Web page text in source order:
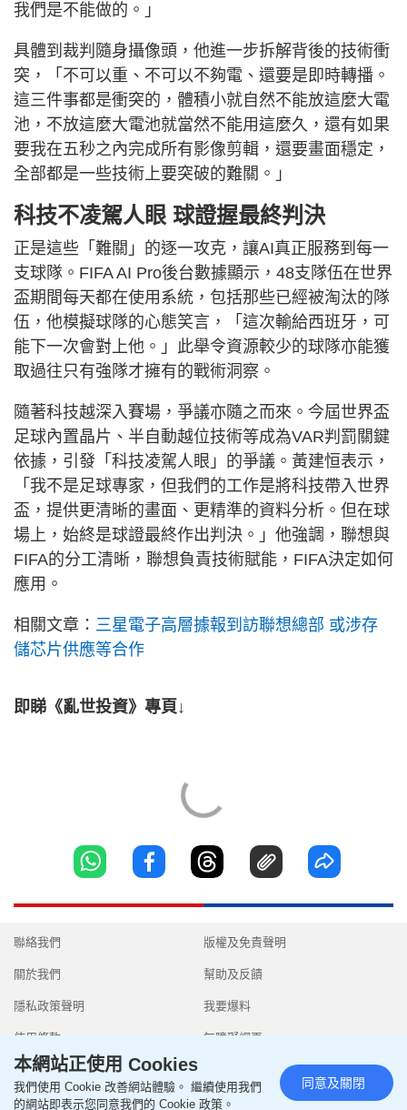
我們是不能做的。」
具體到裁判隨身攝像頭，他進一步拆解背後的技術衝
突，「不可以重、不可以不夠電、還要是即時轉播。
這三件事都是衝突的，體積小就自然不能放這麼大電
池，不放這麼大電池就當然不能用這麼久，還有如果
要我在五秒之內完成所有影像剪輯，還要畫面穩定，
全部都是一些技術上要突破的難關。」
科技不凌駕人眼 球證握最終判決
正是這些「難關」的逐一攻克，讓AI真正服務到每一
支球隊。FIFA AI Pro後台數據顯示，48支隊伍在世界
盃期間每天都在使用系統，包括那些已經被淘汰的隊
伍，他模擬球隊的心態笑言，「這次輸給西班牙，可
能下一次會對上他。」此舉令資源較少的球隊亦能獲
取過往只有強隊才擁有的戰術洞察。
隨著科技越深入賽場，爭議亦隨之而來。今屆世界盃
足球內置晶片、半自動越位技術等成為VAR判罰關鍵
依據，引發「科技凌駕人眼」的爭議。黃建恒表示，
「我不是足球專家，但我們的工作是將科技帶入世界
盃，提供更清晰的畫面、更精準的資料分析。但在球
場上，始終是球證最終作出判決。」他強調，聯想與
FIFA的分工清晰，聯想負責技術賦能，FIFA決定如何
應用。
相關文章： 三星電子高層據報到訪聯想總部 或涉存
儲芯片供應等合作
即睇《亂世投資》專頁↓
聯絡我們
關於我們
隱私政策聲明
使用條款
版權及免責聲明
幫助及反饋
我要爆料
無障礙網頁
本網站正使用 Cookies
我們使用 Cookie 改善網站體驗。 繼續使用我們
的網站即表示您同意我們的 Cookie 政策。
同意及關閉